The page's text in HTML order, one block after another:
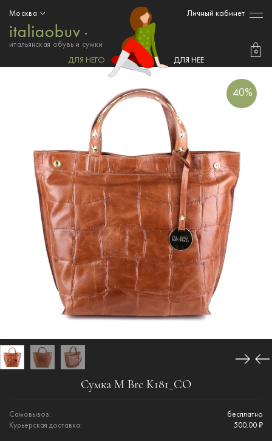
итальянская обувь и сумки
Москва Личный кабинет
0
ДЛЯ НЕГО ДЛЯ НЕЕ
40%
Сумка M Brc K181_CO
Самовывоз:
бесплатно
Курьерская доставка:
500.00 ₽